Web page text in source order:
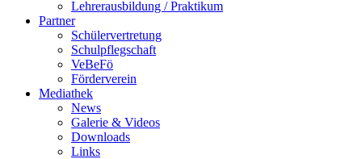
Lehrerausbildung / Praktikum
Partner
Schülervertretung
Schulpflegschaft
VeBeFö
Förderverein
Mediathek
News
Galerie & Videos
Downloads
Links